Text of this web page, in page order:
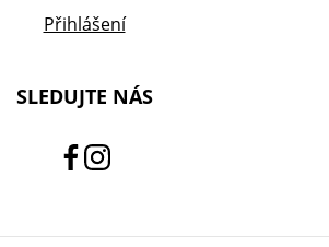
Přihlášení
SLEDUJTE NÁS